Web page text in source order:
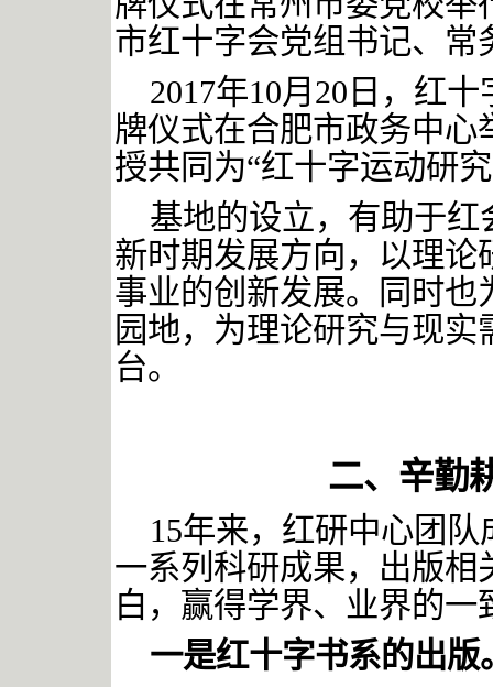
市红十字会党组书记、
2017年10月20日，红
牌仪式在合肥市政务中
授共同为“红十字运动研
基地的设立，有助于
新时期发展方向，以理
事业的创新发展。同时
园地，为理论研究与现
台。
二、辛勤
15年来，红研中心团
一系列科研成果，出版
白，赢得学界、业界的一
一是红十字书系的出版